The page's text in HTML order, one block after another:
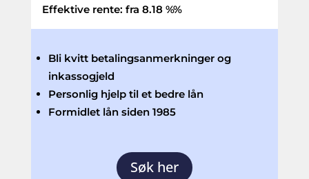
Effektive rente: fra 8.18 %%
Bli kvitt betalingsanmerkninger og
inkassogjeld
Personlig hjelp til et bedre lån
Formidlet lån siden 1985
Søk her